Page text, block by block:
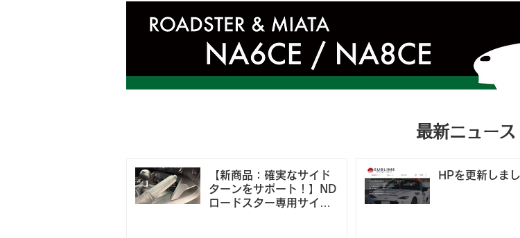
最新ニュース
【新商品：確実なサイド
ターンをサポート！】ND
ロードスター専用サイド
HPを更新しまし